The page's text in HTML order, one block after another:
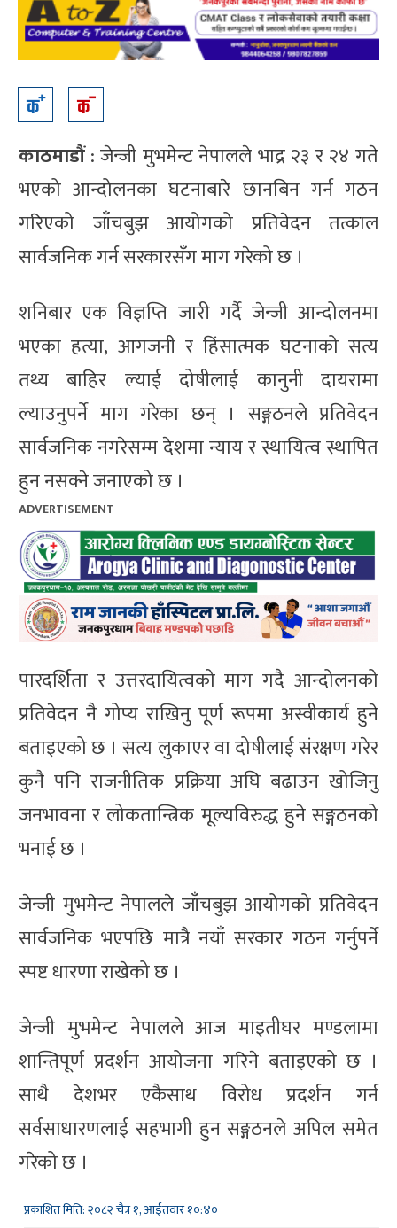
काठमाडौं: जेन्जी मुभमेन्ट नेपालले भाद्र २३ र २४ गते
भएको आन्दोलनका घटनाबारे छानबिन गर्न गठन
गरिएको जाँचबुझ आयोगको प्रतिवेदन तत्काल
सार्वजनिक गर्न सरकारसँग माग गरेको छ ।
शनिबार एक विज्ञप्ति जारी गर्दै जेन्जी आन्दोलनमा
भएका हत्या, आगजनी र हिंसात्मक घटनाको सत्य
तथ्य बाहिर ल्याई दोषीलाई कानुनी दायरामा
ल्याउनुपर्ने माग गरेका छन् । सङ्गठनले प्रतिवेदन
सार्वजनिक नगरेसम्म देशमा न्याय र स्थायित्व स्थापित
हुन नसक्ने जनाएको छ ।
ADVERTISEMENT
पारदर्शिता र उत्तरदायित्वको माग गदै आन्दोलनको
प्रतिवेदन नै गोप्य राखिनु पूर्ण रूपमा अस्वीकार्य हुने
बताइएको छ । सत्य लुकाएर वा दोषीलाई संरक्षण गरेर
कुनै पनि राजनीतिक प्रक्रिया अघि बढाउन खोजिनु
जनभावना र लोकतान्त्रिक मूल्यविरुद्ध हुने सङ्गठनको
भनाई छ ।
जेन्जी मुभमेन्ट नेपालले जाँचबुझ आयोगको प्रतिवेदन
सार्वजनिक भएपछि मात्रै नयाँ सरकार गठन गर्नुपर्ने
स्पष्ट धारणा राखेको छ ।
जेन्जी मुभमेन्ट नेपालले आज माइतीघर मण्डलामा
शान्तिपूर्ण प्रदर्शन आयोजना गरिने बताइएको छ ।
साथै देशभर एकैसाथ विरोध प्रदर्शन गर्न
सर्वसाधारणलाई सहभागी हुन सङ्गठनले अपिल समेत
गरेको छ ।
प्रकाशित मिति: २०८२ चैत्र १, आईतवार १०:४०